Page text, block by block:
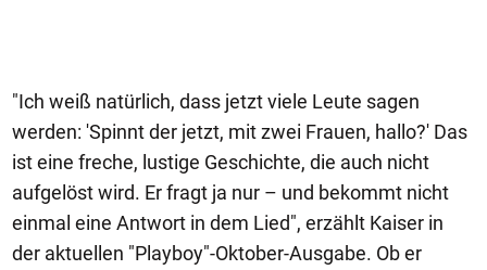
"Ich weiß natürlich, dass jetzt viele Leute sagen
werden: 'Spinnt der jetzt, mit zwei Frauen, hallo?' Das
ist eine freche, lustige Geschichte, die auch nicht
aufgelöst wird. Er fragt ja nur – und bekommt nicht
einmal eine Antwort in dem Lied", erzählt Kaiser in
der aktuellen "Playboy"-Oktober-Ausgabe. Ob er